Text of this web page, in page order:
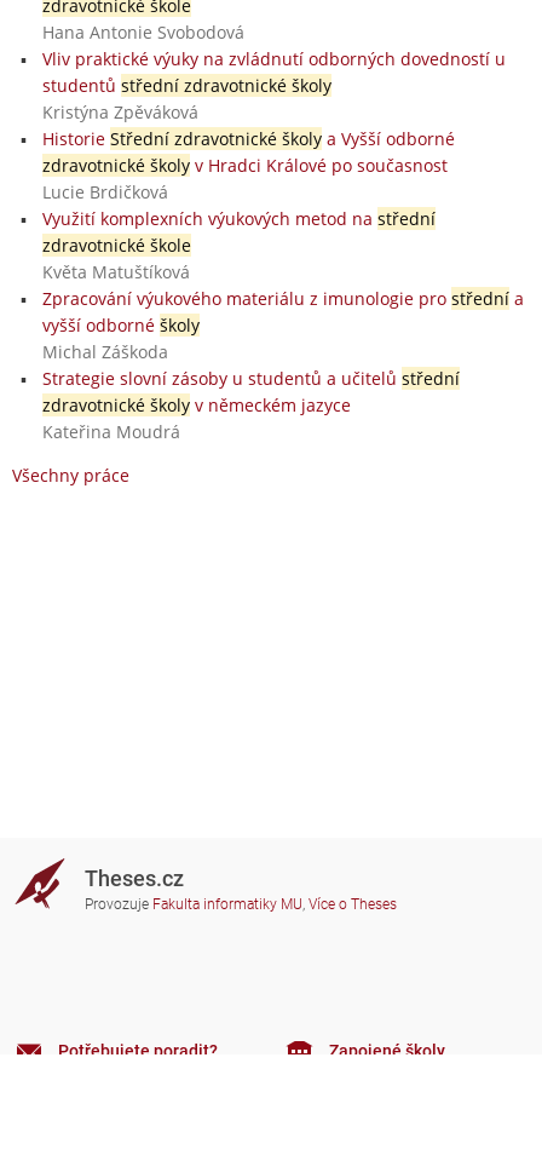
zdravotnické škole
Hana Antonie Svobodová
Vliv praktické výuky na zvládnutí odborných dovedností u
studentů střední zdravotnické školy
Kristýna Zpěváková
Historie Střední zdravotnické školya Vyšší odborné
zdravotnické školyv Hradci Králové po současnost
Lucie Brdičková
Využití komplexních výukových metod na střední
zdravotnické škole
Květa Matuštíková
Zpracování výukového materiálu z imunologie pro střednía
vyšší odborné školy
Michal Záškoda
Strategie slovní zásoby u studentů a učitelů střední
zdravotnické školyv německém jazyce
Kateřina Moudrá
Všechny práce
Theses.cz
Provozuje Fakulta informatiky MU, Více o Theses
Potřebujete poradit? Zapojené školy